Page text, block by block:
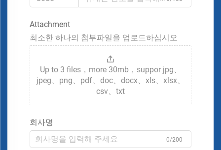
Attachment
최소한 하나의 첨부파일을 업로드하십시오
Up to 3 files，more 30mb，suppor jpg、
jpeg、png、pdf、doc、docx、xls、xlsx、
csv、txt
회사명
0/200